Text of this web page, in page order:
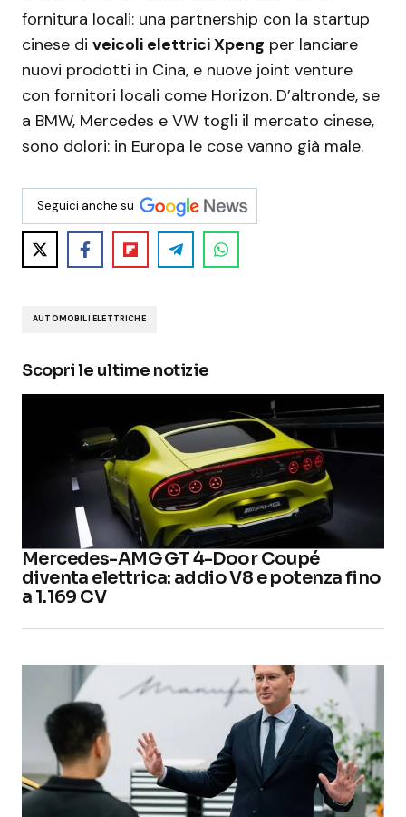
fornitura locali: una partnership con la startup
cinese di veicoli elettrici Xpeng per lanciare
nuovi prodotti in Cina, e nuove joint venture
con fornitori locali come Horizon. D’altronde, se
a BMW, Mercedes e VW togli il mercato cinese,
sono dolori: in Europa le cose vanno già male.
Seguici anche su
AUTOMOBILI ELETTRICHE
Scopri le ultime notizie
Mercedes-AMG GT 4-Door Coupé
diventa elettrica: addio V8 e potenza fino
a 1.169 CV